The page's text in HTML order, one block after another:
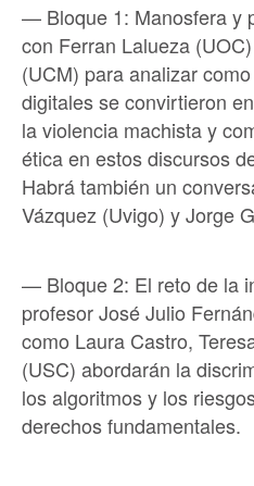
— Bloque 1: Manosfera y
con Ferran Lalueza
(UCM) para analizar
digitales se convirtieron
la violencia machista y
ética en estos discursos
Habrá también un
Vázquez (Uvigo) y Jorge
— Bloque 2: El reto de la
profesor José Julio
como Laura Castro,
(USC) abordarán la
los algoritmos y los
derechos fundamentales.